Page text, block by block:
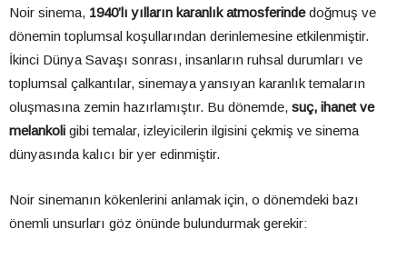
Noir sinema, 1940’lı yılların karanlık atmosferindedoğmuş ve
dönemin toplumsal koşullarından derinlemesine etkilenmiştir.
İkinci Dünya Savaşı sonrası, insanların ruhsal durumları ve
toplumsal çalkantılar, sinemaya yansıyan karanlık temaların
oluşmasına zemin hazırlamıştır. Bu dönemde, suç, ihanet ve
melankoli gibi temalar, izleyicilerin ilgisini çekmiş ve sinema
dünyasında kalıcı bir yer edinmiştir.
Noir sinemanın kökenlerini anlamak için, o dönemdeki bazı
önemli unsurları göz önünde bulundurmak gerekir: